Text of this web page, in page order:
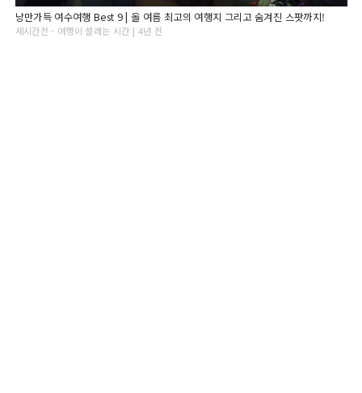
낭만가득 여수여행 Best 9 | 올 여름 최고의 여행지 그리고 숨겨진 스팟까지!
세시간전 - 여행이 설레는 시간 | 4년 전